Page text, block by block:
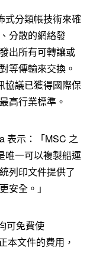
式分類帳技術來確
分散的網絡發
出所有可轉讓或
等傳輸來交換。
協議已獲得國際保
高行業標準。
表示：「MSC 之
唯一可以複製船運
列印文件提供了
安全。」
可免費使
本文件的費用，